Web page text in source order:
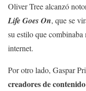
Oliver Tree alcanzó
Life Goes On, que se
su estilo que
internet.
Por otro lado, Gaspar
creadores de